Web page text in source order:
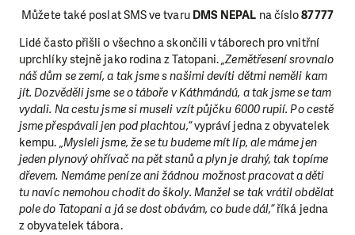
Můžete také poslat SMS ve tvaruDMS NEPAL na číslo87777
Lidé často přišli o všechno a skončili v táborech pro vnitřní
uprchlíky stejně jako rodina z Tatopani.„Zemětřesení srovnalo
náš dům se zemí, a tak jsme s našimi devíti dětmi neměli kam
jít. Dozvěděli jsme se o táboře v Káthmándú, a tak jsme se tam
vydali. Na cestu jsme si museli vzít půjčku 6000 rupií. Po cestě
jsme přespávali jen pod plachtou,“vypráví jedna z obyvatelek
kempu. „Mysleli jsme, že se tu budeme mít líp, ale máme jen
jeden plynový ohřívač na pět stanů a plyn je drahý, tak topíme
dřevem. Nemáme peníze ani žádnou možnost pracovat a děti
tu navíc nemohou chodit do školy. Manžel se tak vrátil obdělat
pole do Tatopani a já se dost obávám, co bude dál,“říká jedna
z obyvatelek tábora.